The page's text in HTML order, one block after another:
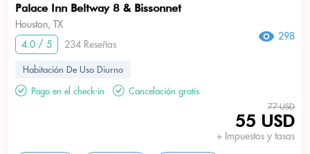
Palace Inn Beltway 8 & Bissonnet
Houston, TX
4.0 / 5
234 Reseñas
298
Habitación De Uso Diurno
Pago en el check-in
Cancelación gratis
77 USD
55 USD
+ Impuestos y tasas